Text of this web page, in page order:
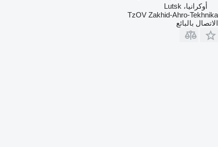
أوكرانيا، Lutsk
TzOV Zakhid-Ahro-Tekhnika
الاتصال بالبائع